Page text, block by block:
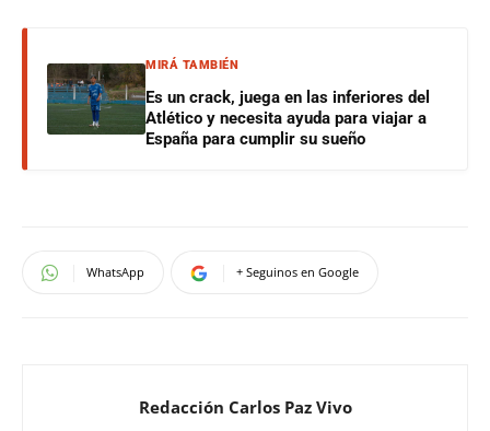
MIRÁ TAMBIÉN
Es un crack, juega en las inferiores del
Atlético y necesita ayuda para viajar a
España para cumplir su sueño
WhatsApp + Seguinos en Google
Redacción Carlos Paz Vivo